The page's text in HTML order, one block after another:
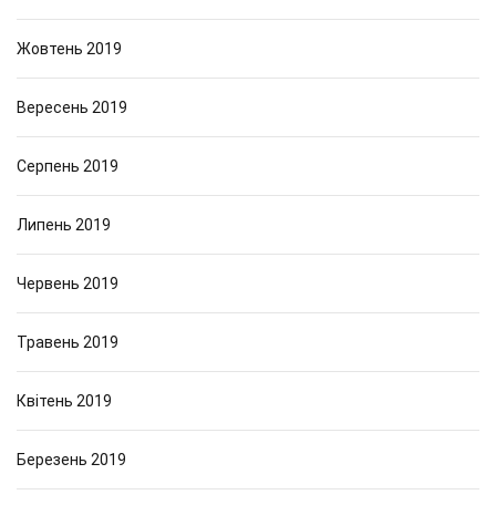
Жовтень 2019
Вересень 2019
Серпень 2019
Липень 2019
Червень 2019
Травень 2019
Квітень 2019
Березень 2019